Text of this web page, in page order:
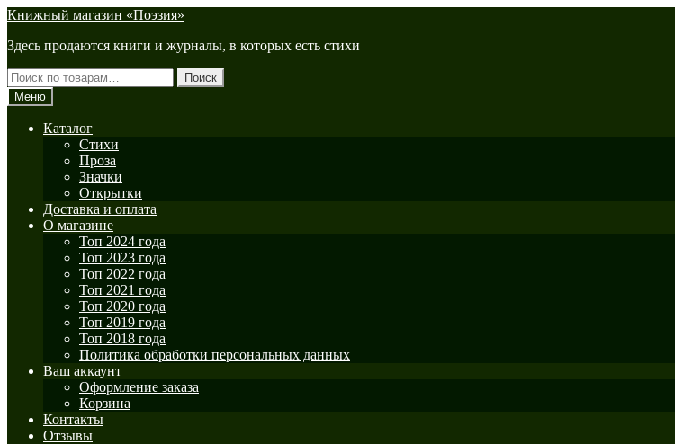
Перейти
навигации
Перейти
содержимому
Книжный магазин «Поэзия»
Здесь продаются книги и журналы, в которых есть стихи
Искать:
Поиск
Меню
Каталог
Стихи
Проза
Значки
Открытки
Доставка и оплата
О магазине
Топ 2024 года
Топ 2023 года
Топ 2022 года
Топ 2021 года
Топ 2020 года
Топ 2019 года
Топ 2018 года
Политика обработки персональных данных
Ваш аккаунт
Оформление заказа
Корзина
Контакты
Отзывы